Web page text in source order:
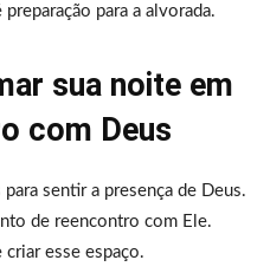
para a alvorada.
sua noite em
com Deus
sentir a presença de Deus.
de reencontro com Ele.
criar esse espaço.